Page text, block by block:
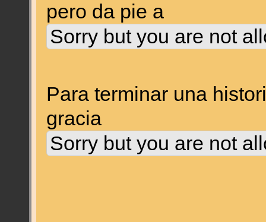
pero da pie a
Sorry but you are not
Para terminar una
gracia
Sorry but you are not